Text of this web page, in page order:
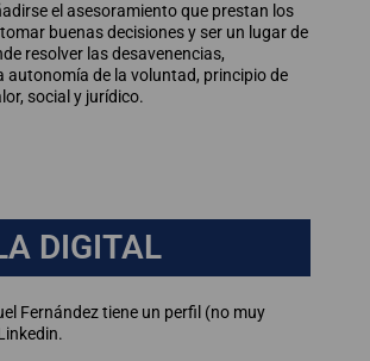
el asesoramiento que prestan los
buenas decisiones y ser un lugar de
resolver las desavenencias,
autonomía de la voluntad, principio de
social y jurídico.
DIGITAL
Fernández tiene un perfil (no muy